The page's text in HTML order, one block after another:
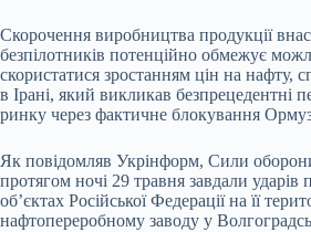
Скорочення виробництва продукції
безпілотників потенційно обмежує
скористатися зростанням цін на нафту,
в Ірані, який викликав безпрецедентні
ринку через фактичне блокування
Як повідомляв Укрінформ, Сили
протягом ночі 29 травня завдали ударів
об’єктах Російської Федерації на її
нафтопереробному заводу у